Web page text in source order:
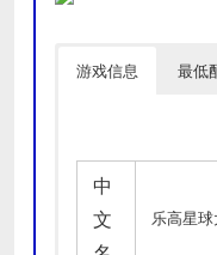
游戏信息 最低
中
文
乐高星